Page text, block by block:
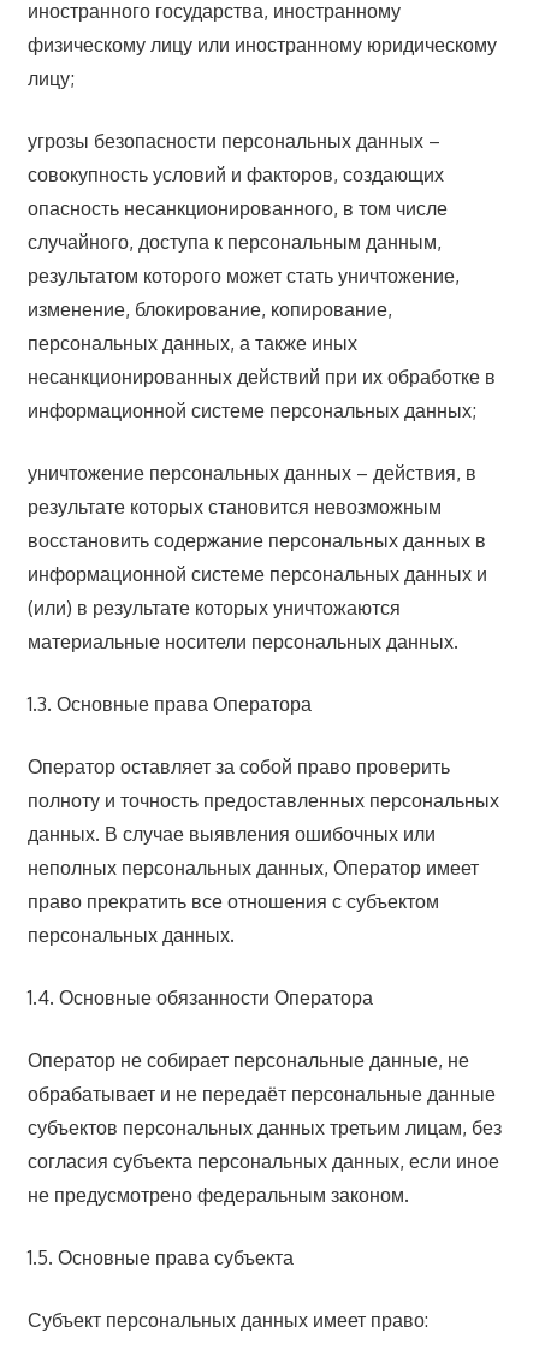
иностранного государства, иностранному
физическому лицу или иностранному юридическому
лицу;
угрозы безопасности персональных данных –
совокупность условий и факторов, создающих
опасность несанкционированного, в том числе
случайного, доступа к персональным данным,
результатом которого может стать уничтожение,
изменение, блокирование, копирование,
персональных данных, а также иных
несанкционированных действий при их обработке в
информационной системе персональных данных;
уничтожение персональных данных – действия, в
результате которых становится невозможным
восстановить содержание персональных данных в
информационной системе персональных данных и
(или) в результате которых уничтожаются
материальные носители персональных данных.
1.3. Основные права Оператора
Оператор оставляет за собой право проверить
полноту и точность предоставленных персональных
данных. В случае выявления ошибочных или
неполных персональных данных, Оператор имеет
право прекратить все отношения с субъектом
персональных данных.
1.4. Основные обязанности Оператора
Оператор не собирает персональные данные, не
обрабатывает и не передаёт персональные данные
субъектов персональных данных третьим лицам, без
согласия субъекта персональных данных, если иное
не предусмотрено федеральным законом.
1.5. Основные права субъекта
Субъект персональных данных имеет право: